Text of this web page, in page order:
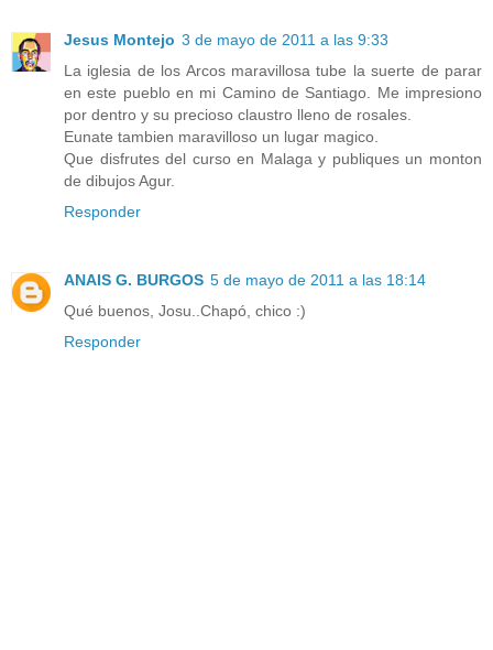
Jesus Montejo 3 de mayo de 2011 a las 9:33
La iglesia de los Arcos maravillosa tube la suerte de parar
en este pueblo en mi Camino de Santiago. Me impresiono
por dentro y su precioso claustro lleno de rosales.
Eunate tambien maravilloso un lugar magico.
Que disfrutes del curso en Malaga y publiques un monton
de dibujos Agur.
Responder
ANAIS G. BURGOS 5 de mayo de 2011 a las 18:14
Qué buenos, Josu..Chapó, chico :)
Responder